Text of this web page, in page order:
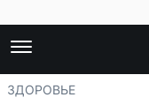
ЗДОРОВЬЕ